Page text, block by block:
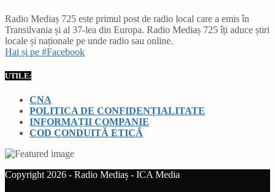
Radio Mediaș 725 este primul post de radio local care a emis în
Transilvania și al 37-lea din Europa. Radio Mediaș 725 îți aduce știri
locale și naționale pe unde radio sau online.
Hai și pe #Facebook
UTILE:
CNA
POLITICA DE CONFIDENȚIALITATE
INFORMAȚII COMPANIE
COD CONDUITĂ ETICĂ
Copyright 2026 - Radio Mediaș - ICA Media